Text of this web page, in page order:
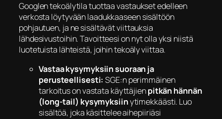
​Googlen tekoälytila tuottaa vastaukset edelleen
verkosta löytyvään laadukkaaseen sisältöön
pohjautuen, ja ne sisältävät viittauksia
lähdesivustoihin. Tavoitteesi on nyt olla yksi niistä
luotetuista lähteistä, joihin tekoäly viittaa.
Vastaa kysymyksiin suoraan ja
perusteellisesti: SGE:n perimmäinen
tarkoitus on vastata käyttäjienpitkän hännän
(long-tail) kysymyksiinytimekkäästi. Luo
sisältöä, joka käsittelee aihepiiriäsi